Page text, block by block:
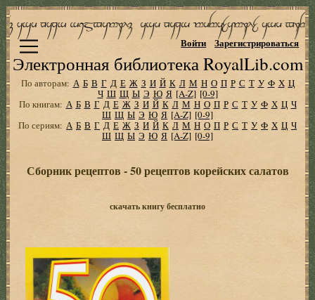
Электронная библиотека RoyalLib.com
Войти Зарегистрироваться
По авторам: А Б В Г Д Е Ж З И Й К Л М Н О П Р С Т У Ф Х Ц
Ч Ш Щ Ы Э Ю Я [A-Z] [0-9]
По книгам: А Б В Г Д Е Ж З И Й К Л М Н О П Р С Т У Ф Х Ц Ч
Ш Щ Ы Э Ю Я [A-Z] [0-9]
По сериям: А Б В Г Д Е Ж З И Й К Л М Н О П Р С Т У Ф Х Ц Ч
Ш Щ Ы Э Ю Я [A-Z] [0-9]
Сборник рецептов - 50 рецептов корейских салатов
скачать книгу бесплатно